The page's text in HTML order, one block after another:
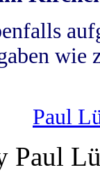
wie
Paul
Paul